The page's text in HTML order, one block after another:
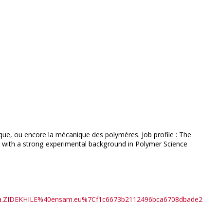
ou encore la mécanique des polymères. Job profile : The
a strong experimental background in Polymer Science